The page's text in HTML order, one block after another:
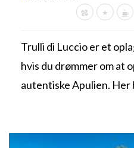
Trulli di Luccio er et
hvis du drømmer om at
autentiske Apulien. Her